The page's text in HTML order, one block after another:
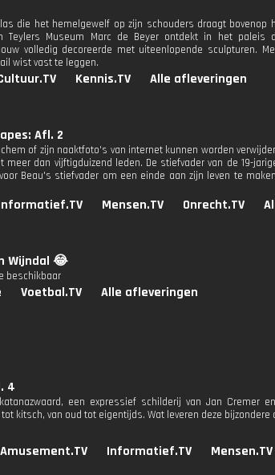
die het hemelgewelf op zijn schouders draagt bovenop
Teylers Museum Marc de Beyer ontdekt in het paleis
volledig decoreerde met uiteenlopende sculpturen.
wist vast te leggen.
Kennis.TV Alle afleveringen
Afl. 2
of zijn naaktfoto's van internet kunnen worden
meer dan vijftigduizend leden. De stiefvader van de 19-
Beau's stiefvader om een einde aan zijn leven te
Mensen.TV Onrecht.TV
Wijndal 😂
beschikbaar
Voetbal.TV Alle afleveringen
4
een expressief schilderij van Jan Cremer
kitsch, van oud tot eigentijds. Wat leveren deze bijzondere
Amusement.TV Informatief.TV Mensen.TV